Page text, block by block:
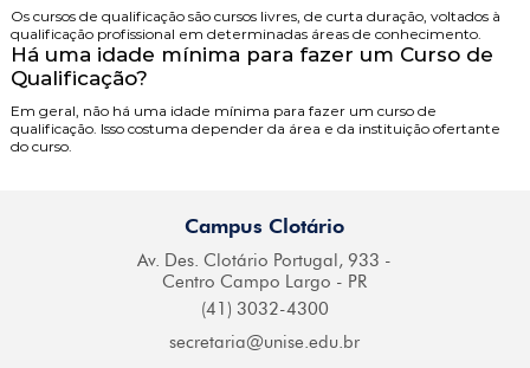
Os cursos de qualificação são cursos livres, de curta duração, voltados à
qualificação profissional em determinadas áreas de conhecimento.
Há uma idade mínima para fazer um Curso de
Qualificação?
Em geral, não há uma idade mínima para fazer um curso de
qualificação. Isso costuma depender da área e da instituição ofertante
do curso.
Campus Clotário
Av. Des. Clotário Portugal, 933 -
Centro Campo Largo - PR
(41) 3032-4300
secretaria@unise.edu.br